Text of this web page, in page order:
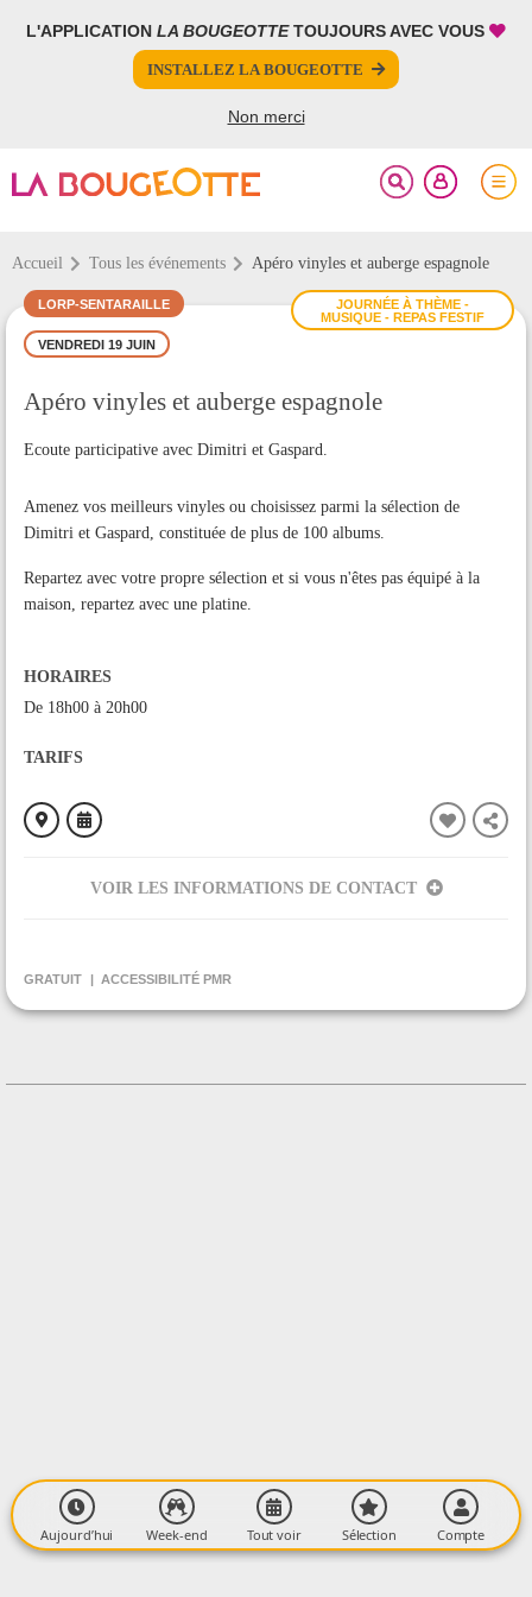
L'APPLICATION LA BOUGEOTTETOUJOURS AVEC VOUS
INSTALLEZ LA BOUGEOTTE
Non merci
Accueil Tous les événements Apéro vinyles et auberge espagnole
JOURNÉE À THÈME -
MUSIQUE - REPAS FESTIF
LORP-SENTARAILLE
VENDREDI 19 JUIN
Apéro vinyles et auberge espagnole
Ecoute participative avec Dimitri et Gaspard.
Amenez vos meilleurs vinyles ou choisissez parmi la sélection de
Dimitri et Gaspard, constituée de plus de 100 albums.
Repartez avec votre propre sélection et si vous n'êtes pas équipé à la
maison, repartez avec une platine.
HORAIRES
De 18h00 à 20h00
TARIFS
VOIR LES INFORMATIONS DE CONTACT
GRATUIT ACCESSIBILITÉ PMR
FERMER
PARTAGER
Aujourd’hui Week-end Tout voir Sélection Compte
FERMER
Votre inscription à la newsletter a été effectuée.